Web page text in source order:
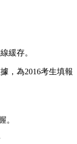
緩存。
，為2016考生填報
。